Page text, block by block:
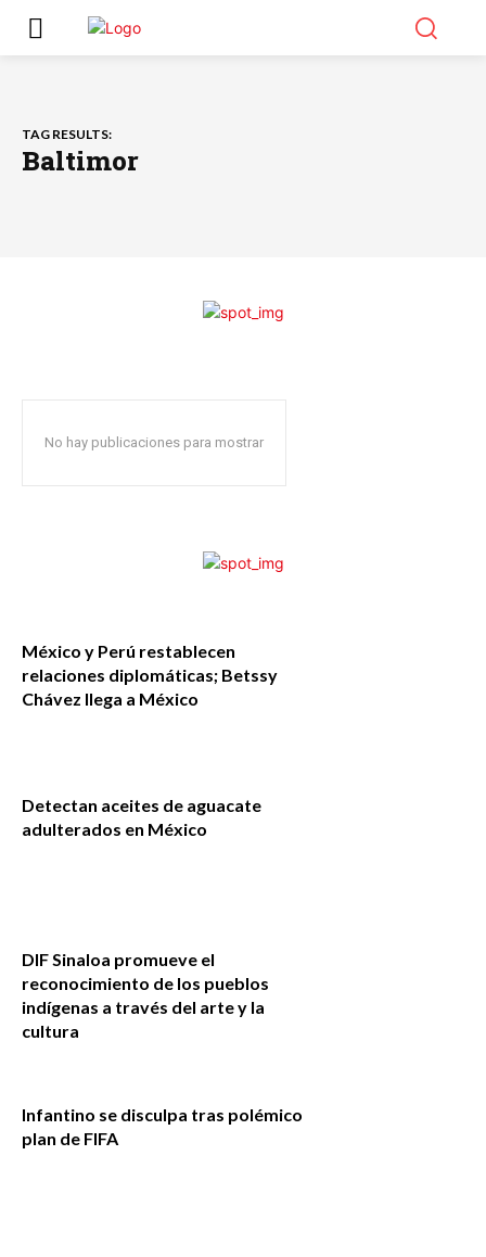
TAG RESULTS:
Baltimor
No hay publicaciones para mostrar
México y Perú restablecen
relaciones diplomáticas; Betssy
Chávez llega a México
Detectan aceites de aguacate
adulterados en México
DIF Sinaloa promueve el
reconocimiento de los pueblos
indígenas a través del arte y la
cultura
Infantino se disculpa tras polémico
plan de FIFA